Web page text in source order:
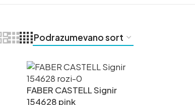
FABER CASTELL Signir
154628 pink